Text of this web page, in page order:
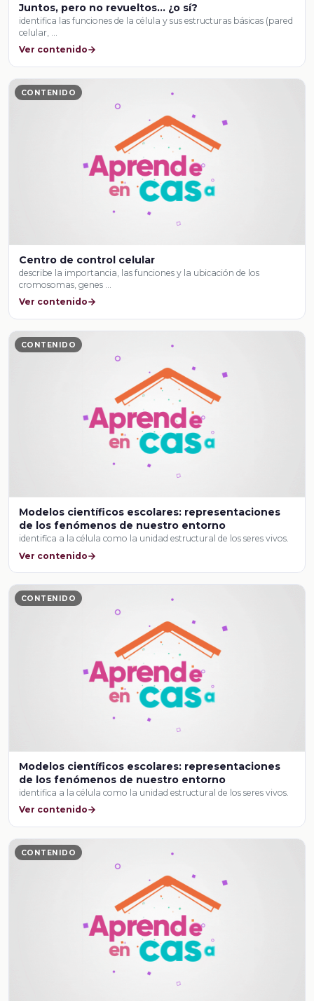
Juntos, pero no revueltos… ¿o sí?
identifica las funciones de la célula y sus estructuras básicas (pared
celular, …
Ver contenido
CONTENIDO
Centro de control celular
describe la importancia, las funciones y la ubicación de los
cromosomas, genes …
Ver contenido
CONTENIDO
Modelos científicos escolares: representaciones
de los fenómenos de nuestro entorno
identifica a la célula como la unidad estructural de los seres vivos.
Ver contenido
CONTENIDO
Modelos científicos escolares: representaciones
de los fenómenos de nuestro entorno
identifica a la célula como la unidad estructural de los seres vivos.
Ver contenido
CONTENIDO